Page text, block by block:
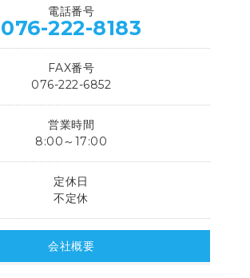
電話番号
076-222-8183
FAX番号
076-222-6852
営業時間
8:00～17:00
定休日
不定休
会社概要